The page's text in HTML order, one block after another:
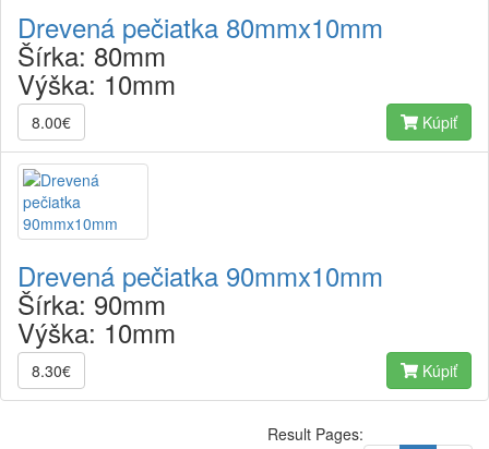
Drevená pečiatka 80mmx10mm
Šírka: 80mm
Výška: 10mm
8.00€ Kúpiť
Drevená pečiatka 90mmx10mm
Šírka: 90mm
Výška: 10mm
8.30€ Kúpiť
Result Pages: